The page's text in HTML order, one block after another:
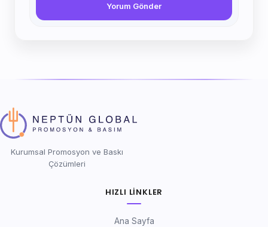
Yorum Gönder
Kurumsal Promosyon ve Baskı
Çözümleri
HIZLI LINKLER
Ana Sayfa